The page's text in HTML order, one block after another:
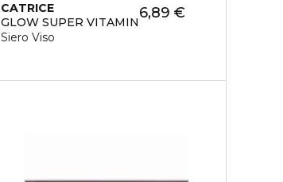
CATRICE
GLOW SUPER VITAMIN
Siero Viso
6,89 €